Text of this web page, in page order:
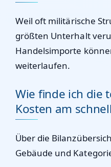
Weil oft militärische
größten Unterhalt
Handelsimporte
weiterlaufen.
Wie finde ich die
Kosten am
Über die
Gebäude und